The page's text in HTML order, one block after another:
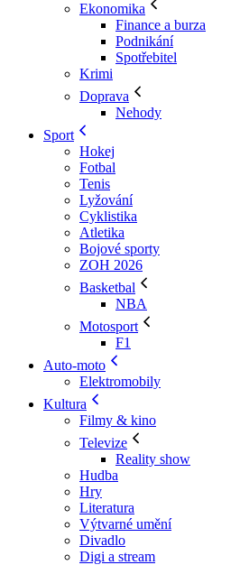
Ekonomika
Finance a burza
Podnikání
Spotřebitel
Krimi
Doprava
Nehody
Sport
Hokej
Fotbal
Tenis
Lyžování
Cyklistika
Atletika
Bojové sporty
ZOH 2026
Basketbal
NBA
Motosport
F1
Auto-moto
Elektromobily
Kultura
Filmy & kino
Televize
Reality show
Hudba
Hry
Literatura
Výtvarné umění
Divadlo
Digi a stream